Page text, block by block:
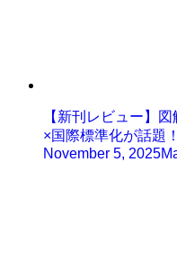
【新刊レビュー】
×国際標準化が話題！
November 5, 2025